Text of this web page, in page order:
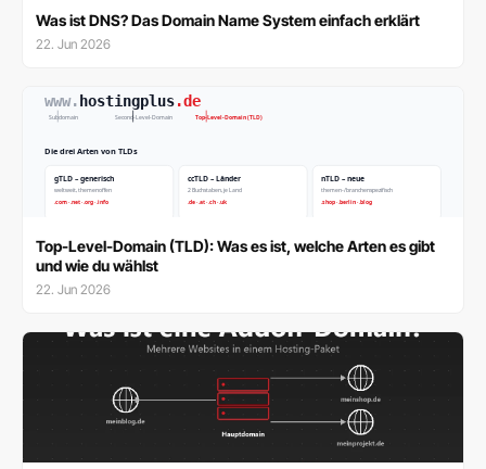
Was ist DNS? Das Domain Name System einfach erklärt
22. Jun 2026
Top-Level-Domain (TLD): Was es ist, welche Arten es gibt
und wie du wählst
22. Jun 2026